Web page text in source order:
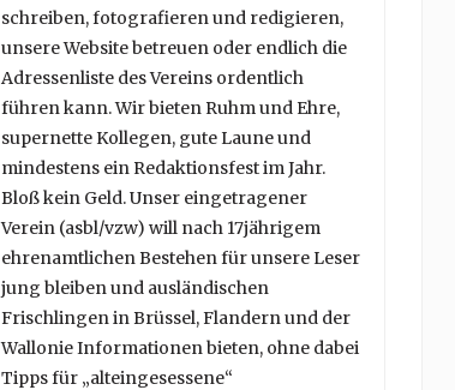
schreiben, fotografieren und redigieren,
unsere Website betreuen oder endlich die
Adressenliste des Vereins ordentlich
führen kann. Wir bieten Ruhm und Ehre,
supernette Kollegen, gute Laune und
mindestens ein Redaktionsfest im Jahr.
Bloß kein Geld. Unser eingetragener
Verein (asbl/vzw) will nach 17jährigem
ehrenamtlichen Bestehen für unsere Leser
jung bleiben und ausländischen
Frischlingen in Brüssel, Flandern und der
Wallonie Informationen bieten, ohne dabei
Tipps für „alteingesessene“